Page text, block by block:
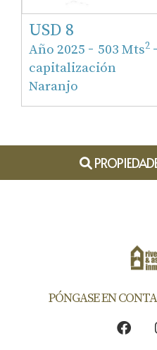
USD 8
Año 2025 - 503 Mts2 -
capitalización
Naranjo
PÓNGASE EN